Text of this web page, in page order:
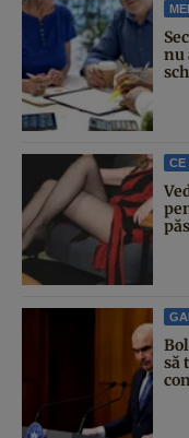
nu
CE
să